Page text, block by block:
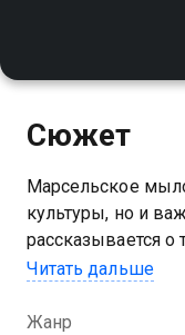
Сюжет
Марсельское
культуры, но и
рассказывается о
значении для
Читать дальше
Жанр